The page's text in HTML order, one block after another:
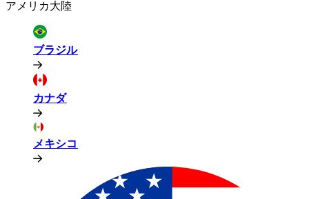
アメリカ大陸​​
ブラジル​​
カナダ​​
メキシコ​​